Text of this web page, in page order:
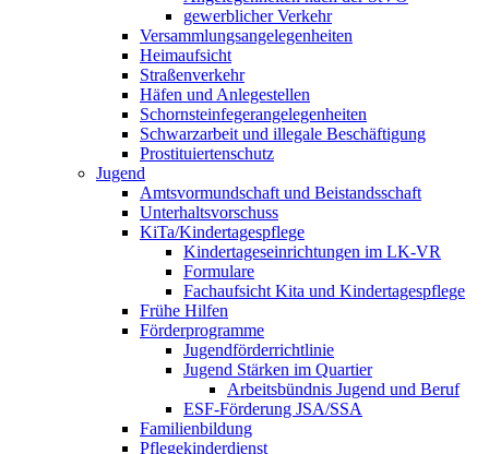
gewerblicher Verkehr
Versammlungs­angelegenheiten
Heimaufsicht
Straßenverkehr
Häfen und Anlegestellen
Schornsteinfeger­angelegenheiten
Schwarzarbeit und illegale Beschäftigung
Prostituiertenschutz
Jugend
Amtsvormundschaft und Beistandsschaft
Unterhaltsvorschuss
KiTa/Kindertagespflege
Kindertages­einrichtungen im LK-VR
Formulare
Fachaufsicht Kita und Kindertagespflege
Frühe Hilfen
Förderprogramme
Jugendförderrichtlinie
Jugend Stärken im Quartier
Arbeitsbündnis Jugend und Beruf
ESF-Förderung JSA/SSA
Familienbildung
Pflegekinderdienst